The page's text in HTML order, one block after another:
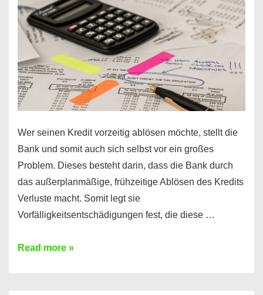
diesen
Regeln!
Wer seinen Kredit vorzeitig ablösen möchte, stellt die
Bank und somit auch sich selbst vor ein großes
Problem. Dieses besteht darin, dass die Bank durch
das außerplanmäßige, frühzeitige Ablösen des Kredits
Verluste macht. Somit legt sie
Vorfälligkeitsentschädigungen fest, die diese …
Kredit
Read more »